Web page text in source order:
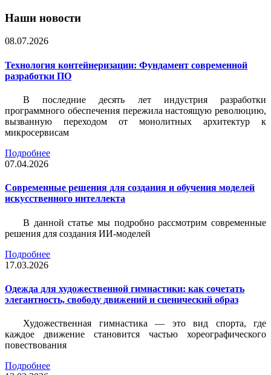
Наши новости
08.07.2026
Технология контейнеризации: Фундамент современной
разработки ПО
В последние десять лет индустрия разработки
программного обеспечения пережила настоящую революцию,
вызванную переходом от монолитных архитектур к
микросервисам
Подробнее
07.04.2026
Современные решения для создания и обучения моделей
искусственного интеллекта
В данной статье мы подробно рассмотрим современные
решения для создания ИИ-моделей
Подробнее
17.03.2026
Одежда для художественной гимнастики: как сочетать
элегантность, свободу движений и сценический образ
Художественная гимнастика — это вид спорта, где
каждое движение становится частью хореографического
повествования
Подробнее